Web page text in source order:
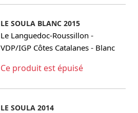
LE SOULA BLANC 2015
Le Languedoc-Roussillon -
VDP/IGP Côtes Catalanes - Blanc
Ce produit est épuisé
LE SOULA 2014